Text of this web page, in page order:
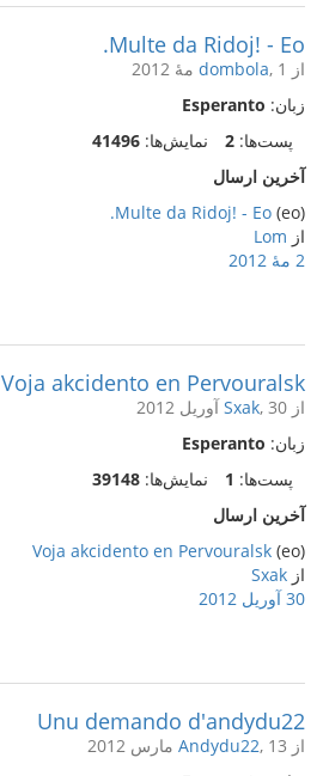
Multe da Ridoj! - Eo.
از dombola, 1 مهٔ 2012
زبان: Esperanto
پست‌ها: 2 نمایش‌ها: 41496
آخرین ارسال
(eo)
Multe da Ridoj! - Eo.
از Lom
2 مهٔ 2012
Voja akcidento en Pervouralsk
از Sxak, 30 آوریل 2012
زبان: Esperanto
پست‌ها: 1 نمایش‌ها: 39148
آخرین ارسال
(eo)
Voja akcidento en Pervouralsk
از Sxak
30 آوریل 2012
Unu demando d'andydu22
از Andydu22, 13 مارس 2012